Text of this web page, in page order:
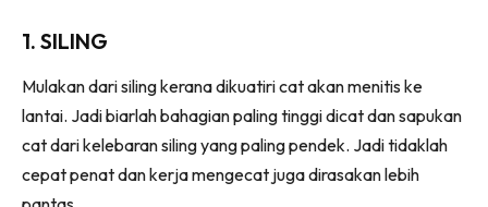
Video
Beli Di Mana
Buat Sendiri
Ilham Impiana
Ilham Impiana 360
1. SILING
Mulakan dari siling kerana dikuatiri cat akan menitis ke
lantai. Jadi biarlah bahagian paling tinggi dicat dan sapukan
cat dari kelebaran siling yang paling pendek. Jadi tidaklah
cepat penat dan kerja mengecat juga dirasakan lebih